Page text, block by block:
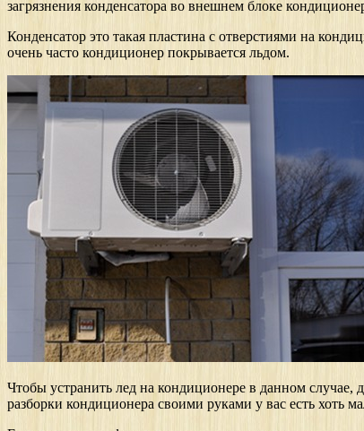
загрязнения конденсатора во внешнем блоке
Конденсатор это такая пластина с отверстиями на
очень часто кондиционер покрывается льдом.
Чтобы устранить лед на кондиционере в данном случае,
разборки кондиционера своими руками у вас есть хоть